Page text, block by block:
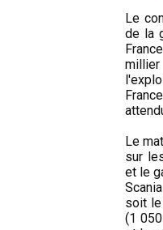
Le
de la
Le
sur
et le
soit le
(1